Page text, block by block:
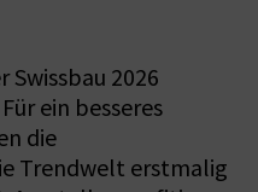
Swissbau 2026
ein besseres
die
Trendwelt erstmalig